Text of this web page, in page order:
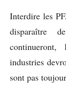
Interdire les
disparaître
industries
sont pas